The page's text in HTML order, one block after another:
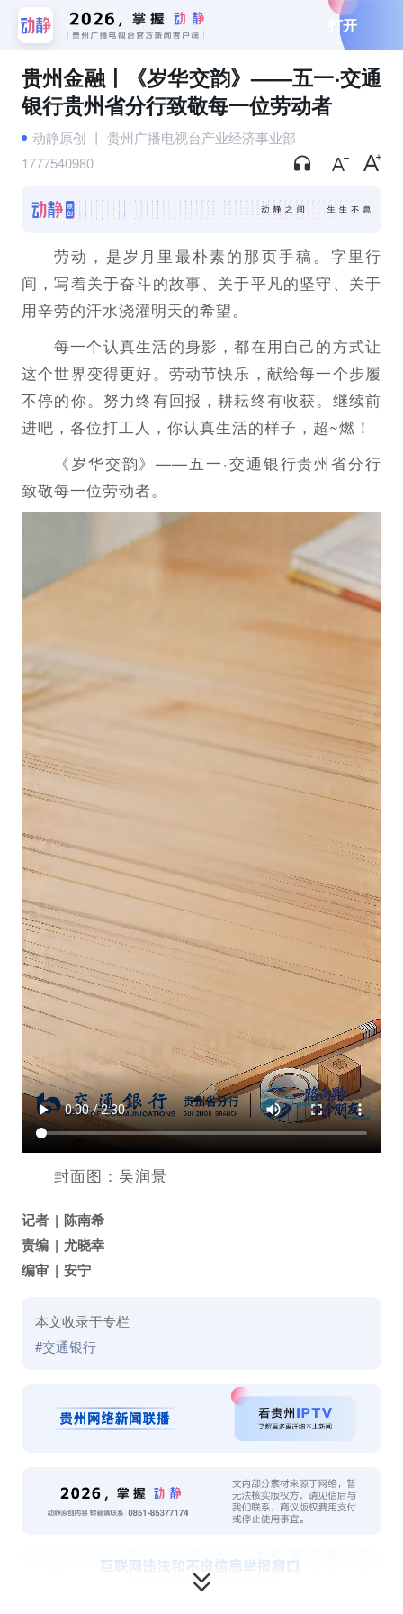
打开
贵州金融丨《岁华交韵》——五一·交通
银行贵州省分行致敬每一位劳动者
动静原创 丨 贵州广播电视台产业经济事业部
1777540980
劳动，是岁月里最朴素的那页手稿。字里行
间，写着关于奋斗的故事、关于平凡的坚守、关于
用辛劳的汗水浇灌明天的希望。
每一个认真生活的身影，都在用自己的方式让
这个世界变得更好。劳动节快乐，献给每一个步履
不停的你。努力终有回报，耕耘终有收获。继续前
进吧，各位打工人，你认真生活的样子，超~燃！
《岁华交韵》——五一·交通银行贵州省分行
致敬每一位劳动者。
封面图：吴润景
记者
陈南希
责编
尤晓幸
编审
安宁
本文收录于专栏
#交通银行